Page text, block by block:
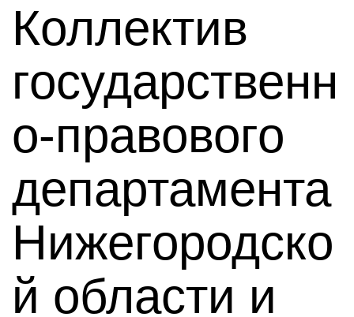
Коллектив
государственн
о-правового
департамента
Нижегородско
й области и